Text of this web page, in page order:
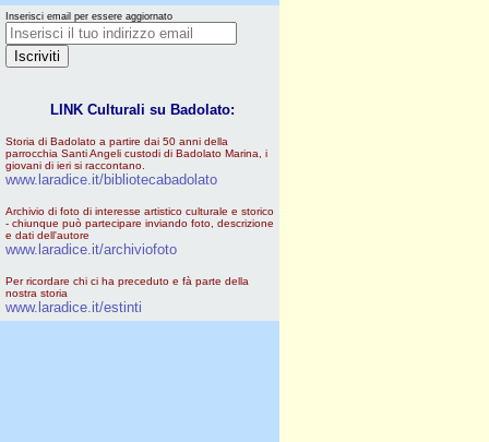
Inserisci email per essere aggiornato
LINK Culturali su Badolato:
Storia di Badolato a partire dai 50 anni della
parrocchia Santi Angeli custodi di Badolato Marina, i
giovani di ieri si raccontano.
www.laradice.it/bibliotecabadolato
Archivio di foto di interesse artistico culturale e storico
- chiunque può partecipare inviando foto, descrizione
e dati dell'autore
www.laradice.it/archiviofoto
Per ricordare chi ci ha preceduto e fà parte della
nostra storia
www.laradice.it/estinti